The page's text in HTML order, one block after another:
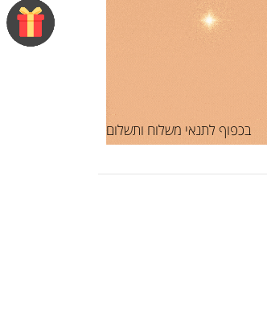
בכפוף לתנאי משלוח ותשלום